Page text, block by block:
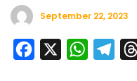
September 22, 2023
W